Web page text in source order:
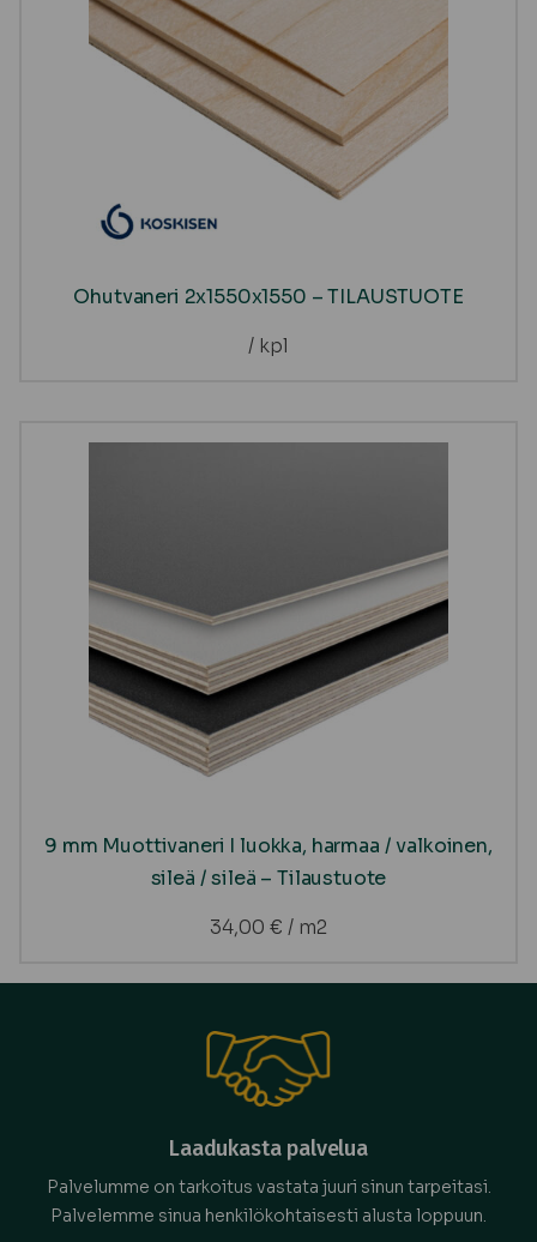
Ohutvaneri 2x1550x1550 – TILAUSTUOTE
/ kpl
9 mm Muottivaneri I luokka, harmaa / valkoinen,
sileä / sileä – Tilaustuote
34,00 € / m2
Laadukasta palvelua
Palvelumme on tarkoitus vastata juuri sinun tarpeitasi.
Palvelemme sinua henkilökohtaisesti alusta loppuun.